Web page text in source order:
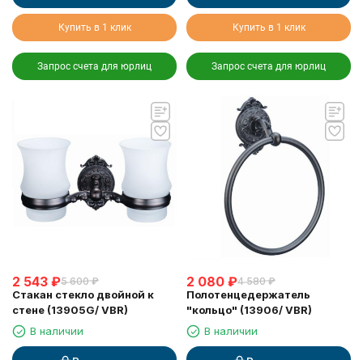
Купить в 1 клик
Запрос счета для юрлиц
Купить в 1 клик
Запрос счета для юрлиц
2 543 ₽5 600 ₽
Стакан стекло двойной к
стене (13905G/ VBR)
В наличии
2 080 ₽4 580 ₽
Полотенцедержатель
"кольцо" (13906/ VBR)
В наличии